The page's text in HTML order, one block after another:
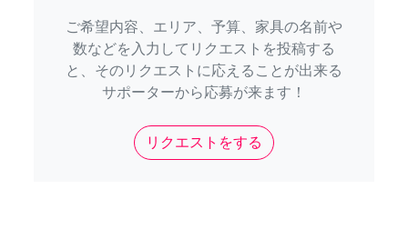
ご希望内容、エリア、予算、家具の名前や
数などを入力してリクエストを投稿する
と、そのリクエストに応えることが出来る
サポーターから応募が来ます！
リクエストをする